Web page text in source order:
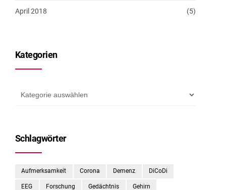
April 2018 (5)
Kategorien
Schlagwörter
Aufmerksamkeit Corona Demenz DiCoDi
EEG Forschung Gedächtnis Gehirn